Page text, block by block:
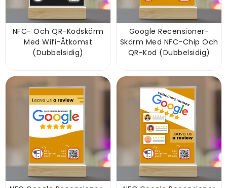
NFC- Och QR-Kodskärm
Med Wifi-Åtkomst
(dubbelsidig)
Google Recensioner-
Skärm Med NFC-Chip Och
QR-Kod (dubbelsidig)